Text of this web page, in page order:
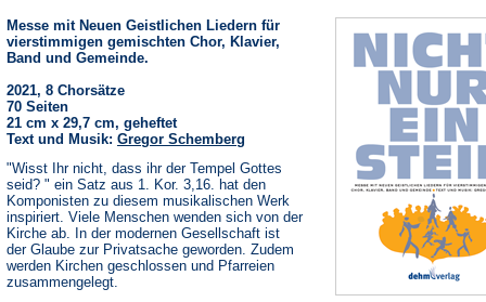
Messe mit Neuen Geistlichen Liedern für
vierstimmigen gemischten Chor, Klavier,
Band und Gemeinde.
2021, 8 Chorsätze
70 Seiten
21 cm x 29,7 cm, geheftet
Text und Musik: Gregor Schemberg
"Wisst Ihr nicht, dass ihr der Tempel Gottes
seid? " ein Satz aus 1. Kor. 3,16. hat den
Komponisten zu diesem musikalischen Werk
inspiriert. Viele Menschen wenden sich von der
Kirche ab. In der modernen Gesellschaft ist
der Glaube zur Privatsache geworden. Zudem
werden Kirchen geschlossen und Pfarreien
zusammengelegt.